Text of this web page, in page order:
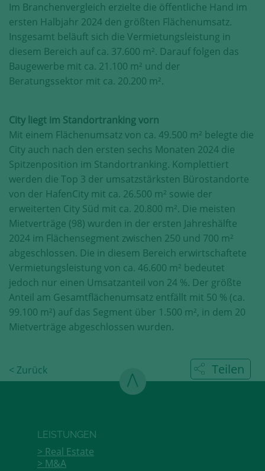
Im Branchenvergleich erzielte die öffentliche Hand im
ersten Halbjahr 2024 den größten Flächenumsatz.
Insgesamt beläuft sich die Vermietungsleistung in
diesem Bereich auf ca. 37.600 m². Darauf folgen das
Baugewerbe mit ca. 21.100 m² und der
Beratungssektor mit ca. 20.200 m².
City liegt im Standortranking vorn
Mit einem Flächenumsatz von ca. 49.500 m² belegte die
City auch nach den ersten sechs Monaten 2024 die
Spitzenposition im Standortranking. Komplettiert
werden die Top 3 der umsatzstärksten Bürostandorte
von der HafenCity mit ca. 26.500 m² sowie der
erweiterten City Süd mit ca. 20.800 m². Die meisten
Mietverträge (98) wurden in der ersten Jahreshälfte
2024 im Flächensegment zwischen 250 und 700 m²
abgeschlossen. Die in diesem Bereich erwirtschaftete
Vermietungsleistung von ca. 46.600 m² bedeutet
jedoch nur einen Umsatzanteil von 24 %. Der größte
Anteil am Gesamtflächenumsatz entfällt mit 50 % (ca.
99.100 m²) auf das Segment über 1.500 m², in dem 20
Mietverträge abgeschlossen wurden.
Teilen
< Zurück
LEISTUNGEN
Real Estate
M&A